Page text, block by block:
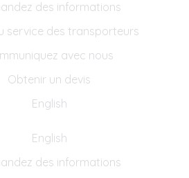
des informations
service des transporteurs
avec nous
Obtenir un devis
English
English
des informations